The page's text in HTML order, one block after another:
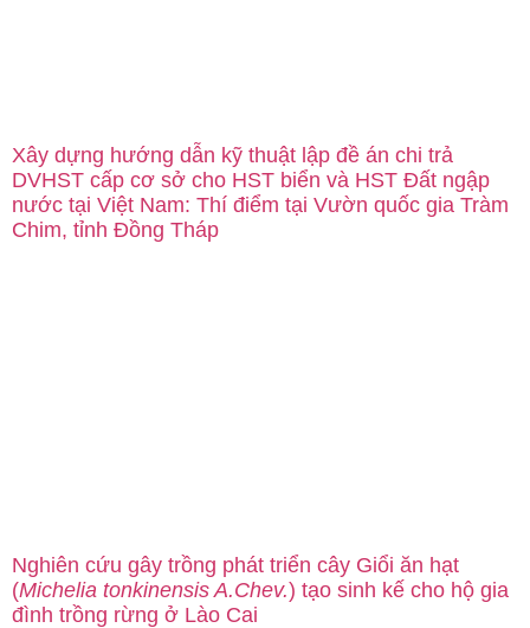
Xây dựng hướng dẫn kỹ thuật lập đề án chi trả
DVHST cấp cơ sở cho HST biển và HST Đất ngập
nước tại Việt Nam: Thí điểm tại Vườn quốc gia Tràm
Chim, tỉnh Đồng Tháp
Nghiên cứu gây trồng phát triển cây Giổi ăn hạt
(Michelia tonkinensis A.Chev.) tạo sinh kế cho hộ gia
đình trồng rừng ở Lào Cai